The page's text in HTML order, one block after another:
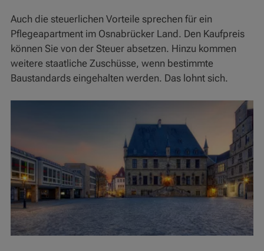
Auch die steuerlichen Vorteile sprechen für ein
Pflegeapartment im Osnabrücker Land. Den Kaufpreis
können Sie von der Steuer absetzen. Hinzu kommen
weitere staatliche Zuschüsse, wenn bestimmte
Baustandards eingehalten werden. Das lohnt sich.